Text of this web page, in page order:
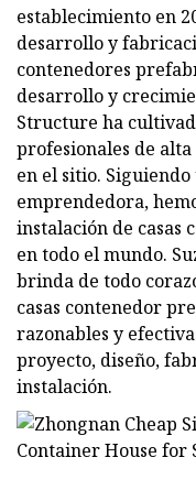
establecimiento en
desarrollo y
contenedores
desarrollo y
Structure ha
profesionales de
en el sitio.
emprendedora,
instalación de casas
en todo el mundo.
brinda de todo
casas contenedor
razonables y
proyecto, diseño,
instalación.